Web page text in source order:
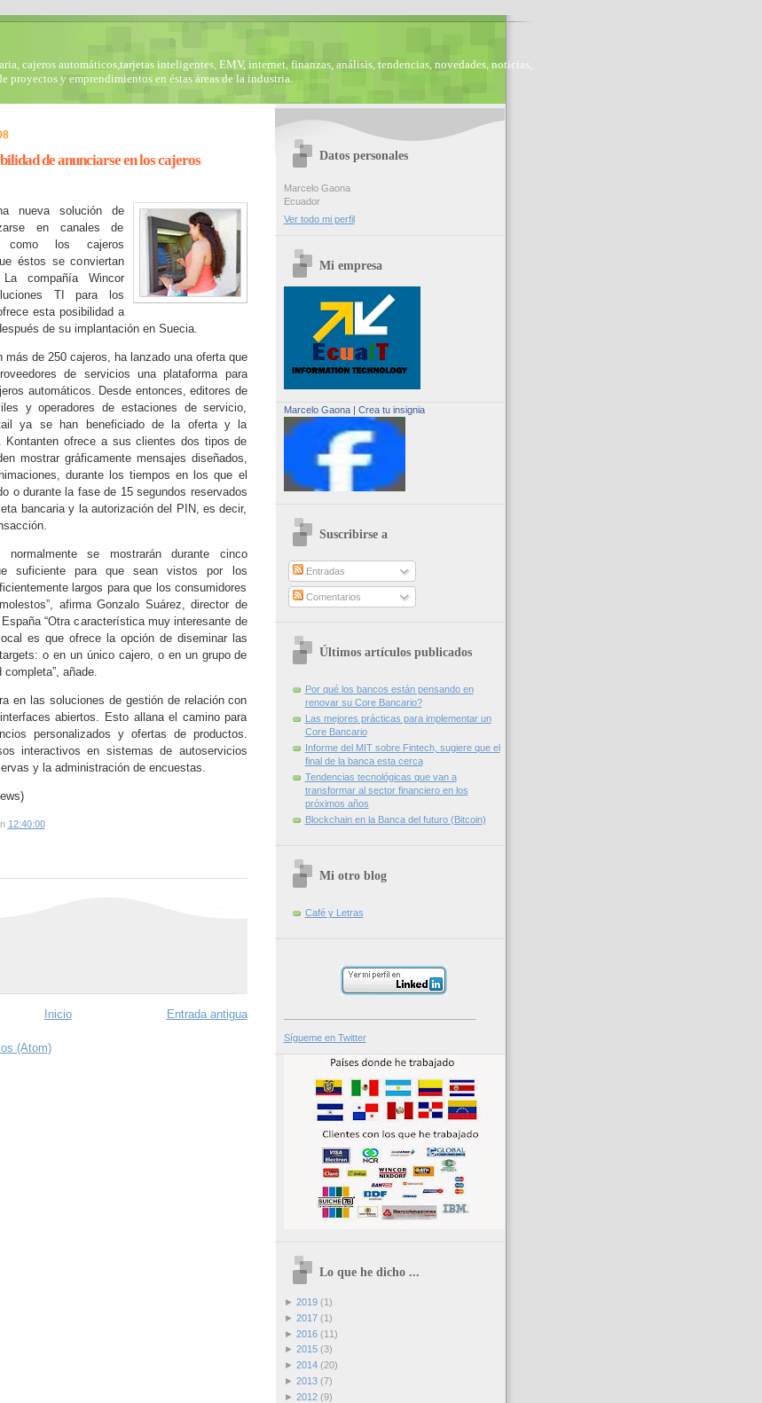
cajeros automáticos,tarjetas inteligentes, EMV, internet, finanzas, análisis, tendencias, novedades, noticias,
proyectos y emprendimientos en éstas áreas de la industria.
de anunciarse en los cajeros
nueva solución de
en canales de
como los cajeros
éstos se conviertan
compañía Wincor
TI para los
esta posibilidad a
de su implantación en Suecia.
de 250 cajeros, ha lanzado una oferta que
de servicios una plataforma para
automáticos. Desde entonces, editores de
y operadores de estaciones de servicio,
ya se han beneficiado de la oferta y la
Kontanten ofrece a sus clientes dos tipos de
mostrar gráficamente mensajes diseñados,
durante los tiempos en los que el
o durante la fase de 15 segundos reservados
bancaria y la autorización del PIN, es decir,
normalmente se mostrarán durante cinco
suficiente para que sean vistos por los
largos para que los consumidores
afirma Gonzalo Suárez, director de
“Otra característica muy interesante de
es que ofrece la opción de diseminar las
o en un único cajero, o en un grupo de
añade.
en las soluciones de gestión de relación con
abiertos. Esto allana el camino para
personalizados y ofertas de productos.
interactivos en sistemas de autoservicios
y la administración de encuestas.
12:40:00
Entrada antigua
Inicio
(Atom)
Datos personales
Marcelo Gaona
Ecuador
Ver todo mi perfil
Mi empresa
Marcelo Gaona| Crea tu insignia
Suscribirse a
Entradas
Comentarios
Últimos artículos publicados
Por qué los bancos están pensando en
renovar su Core Bancario?
Las mejores prácticas para implementar un
Core Bancario
Informe del MIT sobre Fintech, sugiere que el
final de la banca esta cerca
Tendencias tecnológicas que van a
transformar al sector financiero en los
próximos años
Blockchain en la Banca del futuro (Bitcoin)
Mi otro blog
Café y Letras
Sígueme en Twitter
Lo que he dicho ...
► 2019 (1)
► 2017 (1)
► 2016 (11)
► 2015 (3)
► 2014 (20)
► 2013 (7)
► 2012 (9)